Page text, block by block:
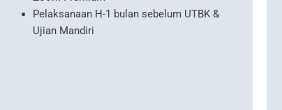
Pelaksanaan H-1 bulan sebelum UTBK &
Ujian Mandiri